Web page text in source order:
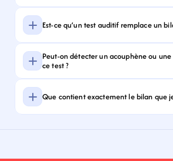
Est-ce qu’un test auditif remplace un
Peut-on détecter un acouphène ou
ce test ?
Que contient exactement le bilan que